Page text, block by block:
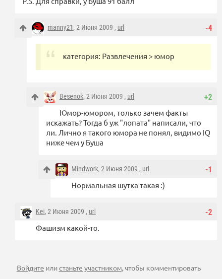
-4
manny21, 2 Июня 2009 , url
категория: Развлечения > юмор
+2
Besenok, 2 Июня 2009 , url
Юмор-юмором, только зачем факты
искажать? Тогда б уж "лопата" написали, что
ли. Лично я такого юмора не понял, видимо IQ
ниже чем у Буша
-1
Mindwork, 2 Июня 2009 , url
Нормальная шутка такая :)
-2
Kei, 2 Июня 2009 , url
Фашизм какой-то.
Войдите илистаньте участником, чтобы комментировать